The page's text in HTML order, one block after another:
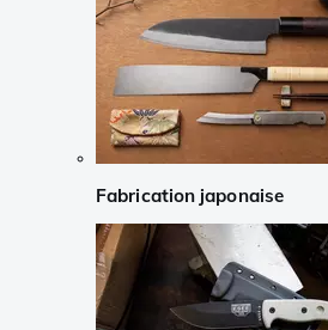
Fabrication japonaise